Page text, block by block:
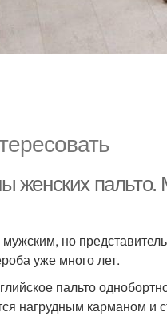
женских
мужским, но
уже много лет.
пальто
нагрудным карманом и